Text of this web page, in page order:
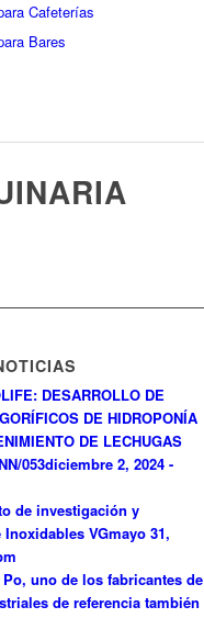
Cafeterías
Bares
DESARROLLO DE
DE HIDROPONÍA
DE LECHUGAS
053diciembre 2, 2024 -
de investigación y
VGmayo 31,
uno de los fabricantes de
de referencia también